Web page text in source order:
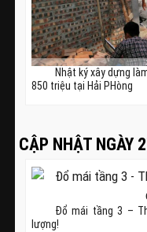
Nhật ký xây dựng
850 triệu tại Hải PHòng
CẬP NHẬT NGÀY
Đổ mái tầng 3 –
lượng!